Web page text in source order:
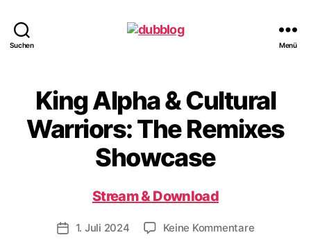
Suchen Menü
King Alpha & Cultural
Warriors: The Remixes
Showcase
Stream & Download
Veröffentlichungsdatum
1. Juli 2024 Keine Kommentarezu